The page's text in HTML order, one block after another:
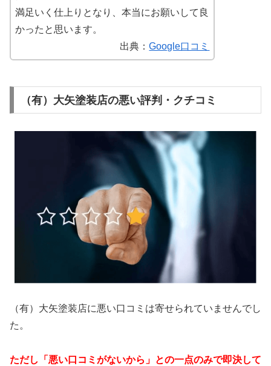
満足いく仕上りとなり、本当にお願いして良
かったと思います。
出典：Google口コミ
（有）大矢塗装店の悪い評判・クチコミ
（有）大矢塗装店に悪い口コミは寄せられていませんでし
た。
ただし「悪い口コミがないから」との一点のみで即決して